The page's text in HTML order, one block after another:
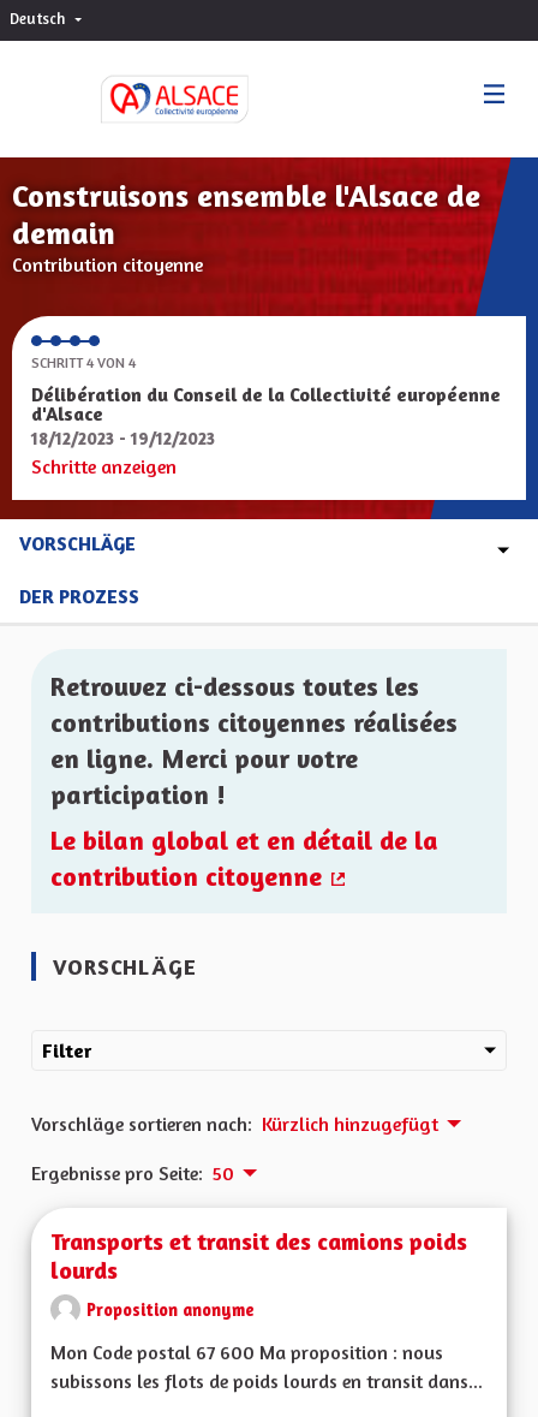
Deutsch Choisir la langue
Construisons ensemble l'Alsace de
demain
Contribution citoyenne
SCHRITT 4 VON 4
Délibération du Conseil de la Collectivité européenne
d'Alsace
18/12/2023 - 19/12/2023
Schritte anzeigen
VORSCHLÄGE
DER PROZESS
Retrouvez ci-dessous toutes les
contributions citoyennes réalisées
en ligne. Merci pour votre
participation !
Le bilan global et en détail de la
contribution citoyenne
VORSCHLÄGE
Filter
Vorschläge sortieren nach: Kürzlich hinzugefügt
Ergebnisse pro Seite: 50
Transports et transit des camions poids
lourds
Proposition anonyme
Mon Code postal 67 600 Ma proposition : nous
subissons les flots de poids lourds en transit dans...